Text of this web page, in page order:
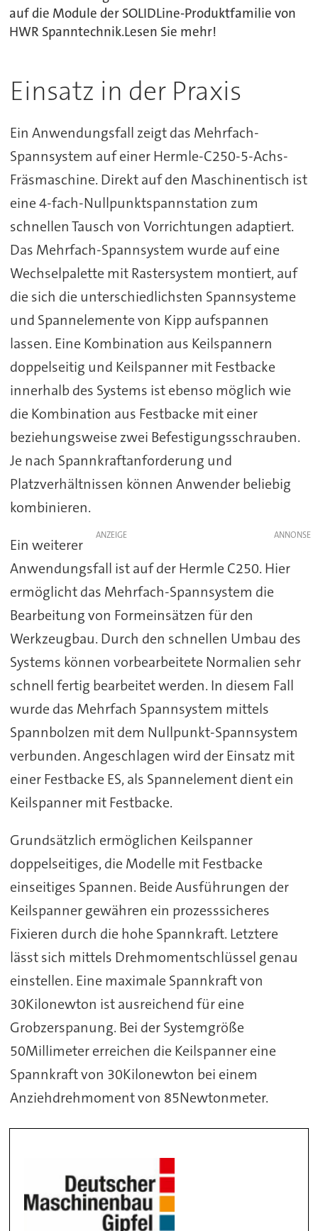
auf die Module der SOLIDLine-Produktfamilie von
HWR Spanntechnik.Lesen Sie mehr!
Einsatz in der Praxis
Ein Anwendungsfall zeigt das Mehrfach-
Spannsystem auf einer Hermle-C250-5-Achs-
Fräsmaschine. Direkt auf den Maschinentisch ist
eine 4-fach-Nullpunktspannstation zum
schnellen Tausch von Vorrichtungen adaptiert.
Das Mehrfach-Spannsystem wurde auf eine
Wechselpalette mit Rastersystem montiert, auf
die sich die unterschiedlichsten Spannsysteme
und Spannelemente von Kipp aufspannen
lassen. Eine Kombination aus Keilspannern
doppelseitig und Keilspanner mit Festbacke
innerhalb des Systems ist ebenso möglich wie
die Kombination aus Festbacke mit einer
beziehungsweise zwei Befestigungsschrauben.
Je nach Spannkraftanforderung und
Platzverhältnissen können Anwender beliebig
kombinieren.
ANZEIGE
Ein weiterer
Anwendungsfall ist auf der Hermle C250. Hier
ermöglicht das Mehrfach-Spannsystem die
Bearbeitung von Formeinsätzen für den
Werkzeugbau. Durch den schnellen Umbau des
Systems können vorbearbeitete Normalien sehr
schnell fertig bearbeitet werden. In diesem Fall
wurde das Mehrfach Spannsystem mittels
Spannbolzen mit dem Nullpunkt-Spannsystem
verbunden. Angeschlagen wird der Einsatz mit
einer Festbacke ES, als Spannelement dient ein
Keilspanner mit Festbacke.
Grundsätzlich ermöglichen Keilspanner
doppelseitiges, die Modelle mit Festbacke
einseitiges Spannen. Beide Ausführungen der
Keilspanner gewähren ein prozesssicheres
Fixieren durch die hohe Spannkraft. Letztere
lässt sich mittels Drehmomentschlüssel genau
einstellen. Eine maximale Spannkraft von
30Kilonewton ist ausreichend für eine
Grobzerspanung. Bei der Systemgröße
50Millimeter erreichen die Keilspanner eine
Spannkraft von 30Kilonewton bei einem
Anziehdrehmoment von 85Newtonmeter.